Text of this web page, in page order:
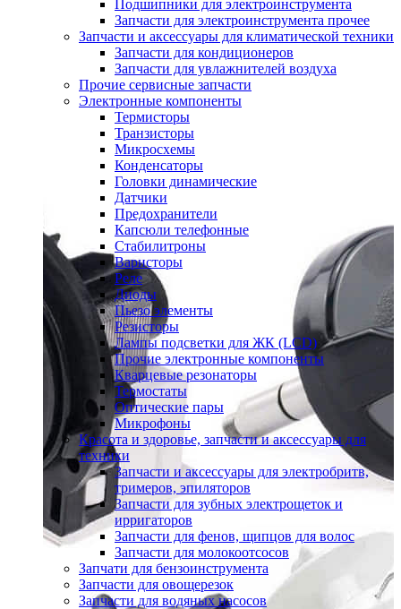
Подшипники для электроинструмента
Запчасти для электроинструмента прочее
Запчасти и аксессуары для климатической техники
Запчасти для кондиционеров
Запчасти для увлажнителей воздуха
Прочие сервисные запчасти
Электронные компоненты
Термисторы
Транзисторы
Микросхемы
Конденсаторы
Головки динамические
Датчики
Предохранители
Капсюли телефонные
Стабилитроны
Варисторы
Реле
Диоды
Пьезо элементы
Резисторы
Лампы подсветки для ЖК (LCD)
Прочие электронные компоненты
Кварцевые резонаторы
Термостаты
Оптические пары
Микрофоны
Красота и здоровье, запчасти и аксессуары для
техники
Запчасти и аксессуары для электробритв,
тримеров, эпиляторов
Запчасти для зубных электрощеток и
ирригаторов
Запчасти для фенов, щипцов для волос
Запчасти для молокоотсосов
Запчати для бензоинструмента
Запчасти для овощерезок
Запчасти для водяных насосов